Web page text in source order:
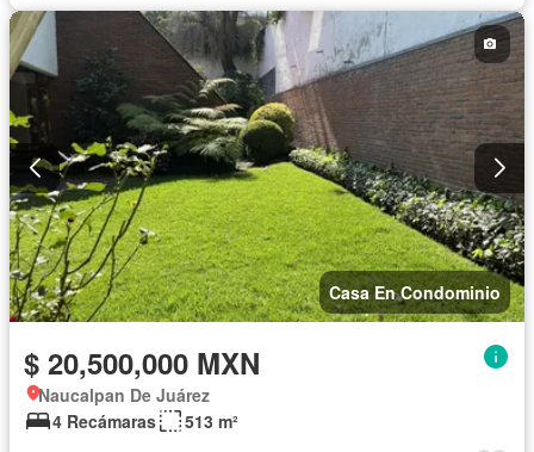
Casa En Condominio
$ 20,500,000 MXN
Naucalpan De Juárez
4 Recámaras
513 m²